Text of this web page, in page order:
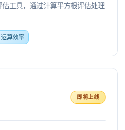
工具，通过计算平方根评估处理
运算效率
即将上线